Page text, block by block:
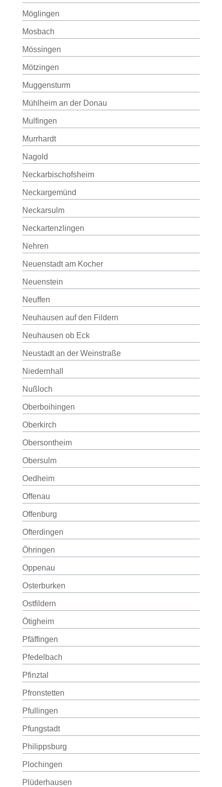
Möglingen
Mosbach
Mössingen
Mötzingen
Muggensturm
Mühlheim an der Donau
Mulfingen
Murrhardt
Nagold
Neckarbischofsheim
Neckargemünd
Neckarsulm
Neckartenzlingen
Nehren
Neuenstadt am Kocher
Neuenstein
Neuffen
Neuhausen auf den Fildern
Neuhausen ob Eck
Neustadt an der Weinstraße
Niedernhall
Nußloch
Oberboihingen
Oberkirch
Obersontheim
Obersulm
Oedheim
Offenau
Offenburg
Ofterdingen
Öhringen
Oppenau
Osterburken
Ostfildern
Ötigheim
Pfäffingen
Pfedelbach
Pfinztal
Pfronstetten
Pfullingen
Pfungstadt
Philippsburg
Plochingen
Plüderhausen